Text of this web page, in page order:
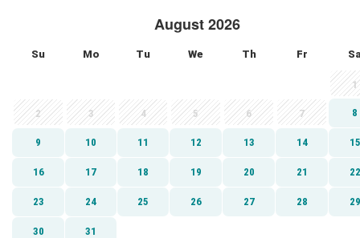
August 2026
Su Mo Tu We Th Fr
1
2 3 4 5 6 7 8
9 10 11 12 13 14 15
16 17 18 19 20 21 22
23 24 25 26 27 28 29
30 31